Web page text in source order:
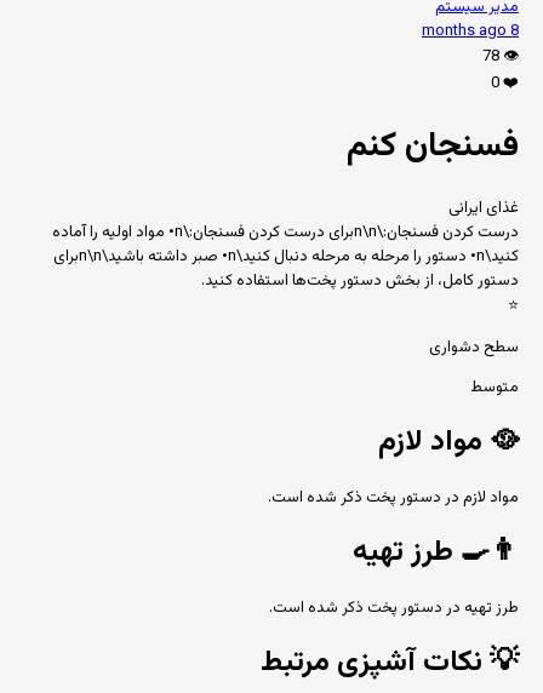
مدیر سیستم
8 months ago
👁️
78
❤️
0
فسنجان کنم
غذای ایرانی
درست کردن فسنجان:\n\nبرای درست کردن فسنجان:\n• مواد اولیه را آماده
کنید\n• دستور را مرحله به مرحله دنبال کنید\n• صبر داشته باشید\n\nبرای
دستور کامل، از بخش دستور پخت‌ها استفاده کنید.
⭐
سطح دشواری
متوسط
🥘 مواد لازم
مواد لازم در دستور پخت ذکر شده است.
👨‍🍳 طرز تهیه
طرز تهیه در دستور پخت ذکر شده است.
💡نکات آشپزی مرتبط